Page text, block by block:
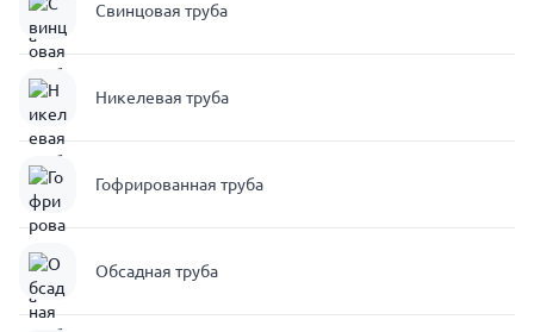
Свинцовая труба
Никелевая труба
Гофрированная труба
Обсадная труба